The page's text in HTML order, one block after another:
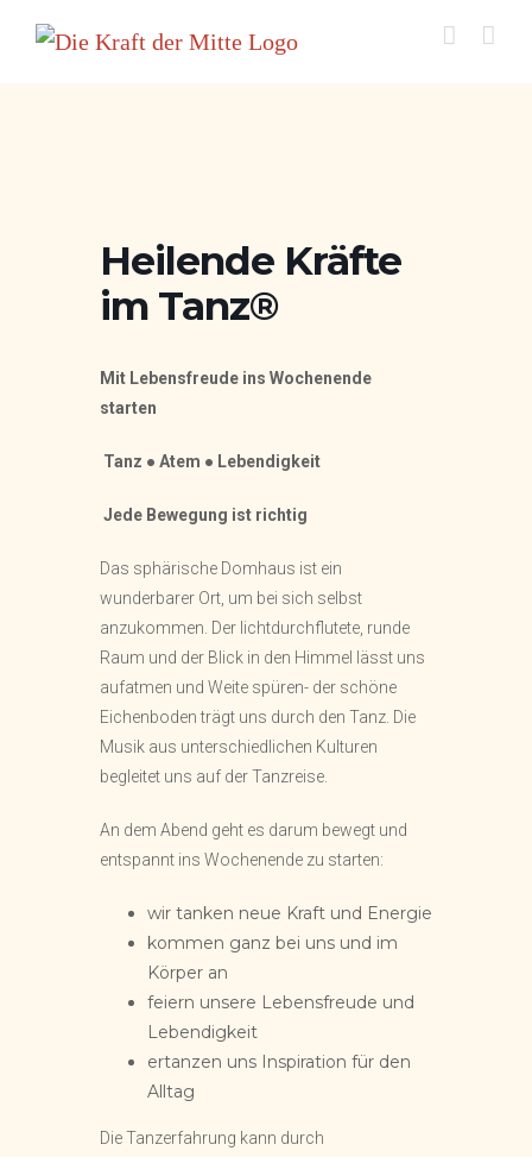
Inhalt
Heilende Kräfte
im Tanz®
Mit Lebensfreude ins Wochenende
starten
Tanz ● Atem ● Lebendigkeit
Jede Bewegung ist richtig
Das sphärische Domhaus ist ein
wunderbarer Ort, um bei sich selbst
anzukommen. Der lichtdurchflutete, runde
Raum und der Blick in den Himmel lässt uns
aufatmen und Weite spüren- der schöne
Eichenboden trägt uns durch den Tanz. Die
Musik aus unterschiedlichen Kulturen
begleitet uns auf der Tanzreise.
An dem Abend geht es darum bewegt und
entspannt ins Wochenende zu starten:
wir tanken neue Kraft und Energie
kommen ganz bei uns und im
Körper an
feiern unsere Lebensfreude und
Lebendigkeit
ertanzen uns Inspiration für den
Alltag
Die Tanzerfahrung kann durch